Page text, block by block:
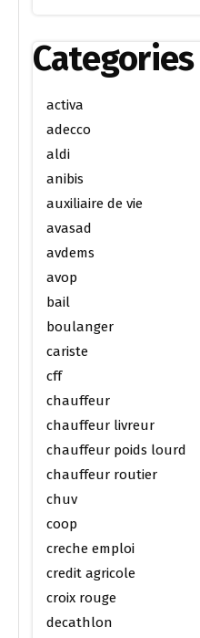
Categories
activa
adecco
aldi
anibis
auxiliaire de vie
avasad
avdems
avop
bail
boulanger
cariste
cff
chauffeur
chauffeur livreur
chauffeur poids lourd
chauffeur routier
chuv
coop
creche emploi
credit agricole
croix rouge
decathlon